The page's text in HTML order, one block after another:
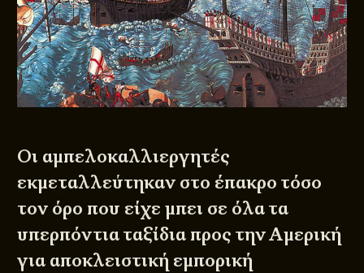
Οι αμπελοκαλλιεργητές
εκμεταλλεύτηκαν στο έπακρο τόσο
τον όρο που είχε μπει σε όλα τα
υπερπόντια ταξίδια προς την Αμερική
για αποκλειστική εμπορική